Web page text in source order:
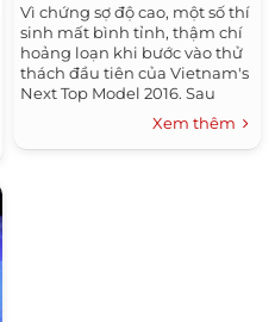
Vì chứng sợ độ cao, một số thí
sinh mất bình tỉnh, thậm chí
hoảng loạn khi bước vào thử
thách đầu tiên của Vietnam's
Next Top Model 2016. Sau
vòng tuyển chọn tại 3 thành
phố lớn: Hà Nội, TP.HCM...
Xem thêm